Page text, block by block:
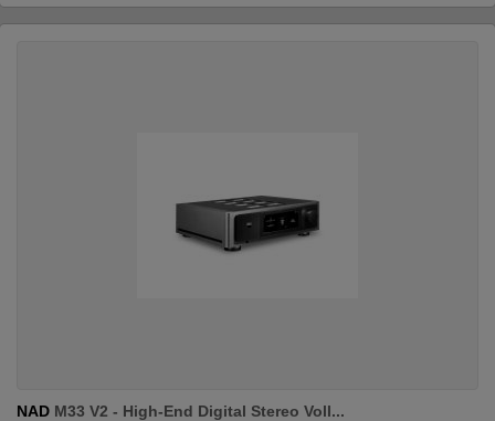
NAD M33 V2 - High-End Digital Stereo Voll...